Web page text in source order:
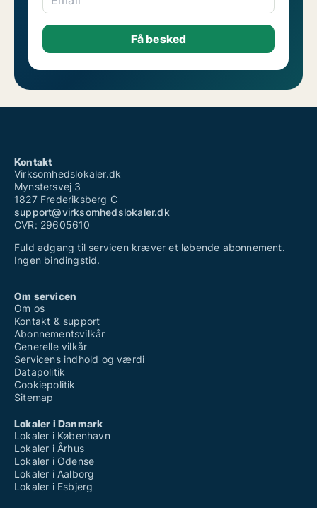
Kontakt
Virksomhedslokaler.dk
Mynstersvej 3
1827 Frederiksberg C
support@virksomhedslokaler.dk
CVR: 29605610
Fuld adgang til servicen kræver et løbende abonnement.
Ingen bindingstid.
Om servicen
Om os
Kontakt & support
Abonnementsvilkår
Generelle vilkår
Servicens indhold og værdi
Datapolitik
Cookiepolitik
Sitemap
Lokaler i Danmark
Lokaler i København
Lokaler i Århus
Lokaler i Odense
Lokaler i Aalborg
Lokaler i Esbjerg